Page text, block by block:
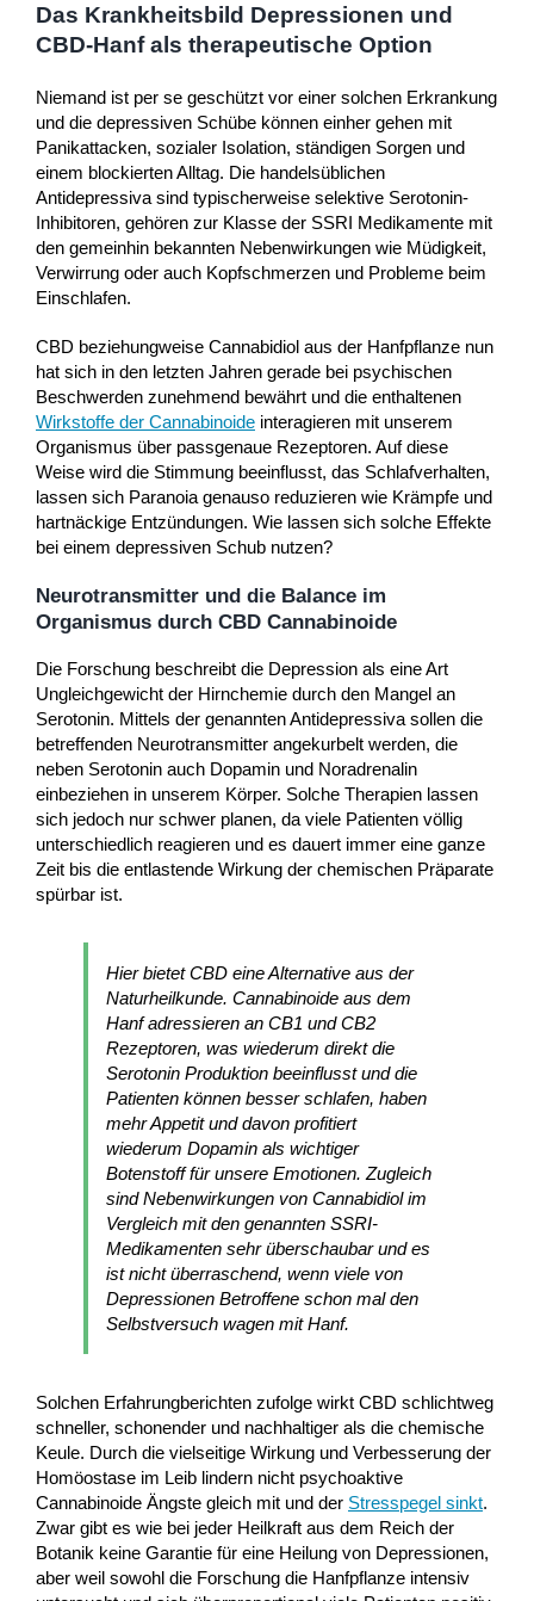
Das Krankheitsbild Depressionen und
CBD-Hanf als therapeutische Option
Niemand ist per se geschützt vor einer solchen Erkrankung
und die depressiven Schübe können einher gehen mit
Panikattacken, sozialer Isolation, ständigen Sorgen und
einem blockierten Alltag. Die handelsüblichen
Antidepressiva sind typischerweise selektive Serotonin-
Inhibitoren, gehören zur Klasse der SSRI Medikamente mit
den gemeinhin bekannten Nebenwirkungen wie Müdigkeit,
Verwirrung oder auch Kopfschmerzen und Probleme beim
Einschlafen.
CBD beziehungweise Cannabidiol aus der Hanfpflanze nun
hat sich in den letzten Jahren gerade bei psychischen
Beschwerden zunehmend bewährt und die enthaltenen
Wirkstoffe der Cannabinoide interagieren mit unserem
Organismus über passgenaue Rezeptoren. Auf diese
Weise wird die Stimmung beeinflusst, das Schlafverhalten,
lassen sich Paranoia genauso reduzieren wie Krämpfe und
hartnäckige Entzündungen. Wie lassen sich solche Effekte
bei einem depressiven Schub nutzen?
Neurotransmitter und die Balance im
Organismus durch CBD Cannabinoide
Die Forschung beschreibt die Depression als eine Art
Ungleichgewicht der Hirnchemie durch den Mangel an
Serotonin. Mittels der genannten Antidepressiva sollen die
betreffenden Neurotransmitter angekurbelt werden, die
neben Serotonin auch Dopamin und Noradrenalin
einbeziehen in unserem Körper. Solche Therapien lassen
sich jedoch nur schwer planen, da viele Patienten völlig
unterschiedlich reagieren und es dauert immer eine ganze
Zeit bis die entlastende Wirkung der chemischen Präparate
spürbar ist.
Hier bietet CBD eine Alternative aus der
Naturheilkunde. Cannabinoide aus dem
Hanf adressieren an CB1 und CB2
Rezeptoren, was wiederum direkt die
Serotonin Produktion beeinflusst und die
Patienten können besser schlafen, haben
mehr Appetit und davon profitiert
wiederum Dopamin als wichtiger
Botenstoff für unsere Emotionen. Zugleich
sind Nebenwirkungen von Cannabidiol im
Vergleich mit den genannten SSRI-
Medikamenten sehr überschaubar und es
ist nicht überraschend, wenn viele von
Depressionen Betroffene schon mal den
Selbstversuch wagen mit Hanf.
Solchen Erfahrungberichten zufolge wirkt CBD schlichtweg
schneller, schonender und nachhaltiger als die chemische
Keule. Durch die vielseitige Wirkung und Verbesserung der
Homöostase im Leib lindern nicht psychoaktive
Cannabinoide Ängste gleich mit und der Stresspegel sinkt.
Zwar gibt es wie bei jeder Heilkraft aus dem Reich der
Botanik keine Garantie für eine Heilung von Depressionen,
aber weil sowohl die Forschung die Hanfpflanze intensiv